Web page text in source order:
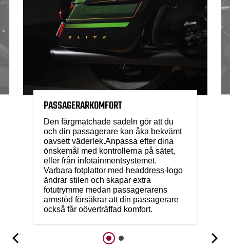
PASSAGERARKOMFORT
Den färgmatchade sadeln gör att du
och din passagerare kan åka bekvämt
oavsett väderlek.Anpassa efter dina
önskemål med kontrollerna på sätet,
eller från infotainmentsystemet.
Varbara fotplattor med headdress-logo
ändrar stilen och skapar extra
fotutrymme medan passagerarens
armstöd försäkrar att din passagerare
också får oöverträffad komfort.